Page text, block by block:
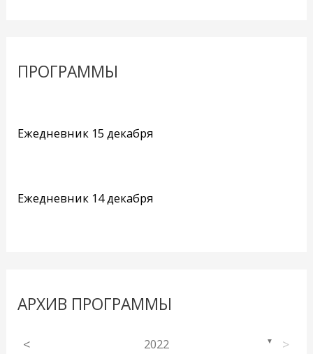
ПРОГРАММЫ
Ежедневник 15 декабря
Ежедневник 14 декабря
АРХИВ ПРОГРАММЫ
< 2022 ▼ >